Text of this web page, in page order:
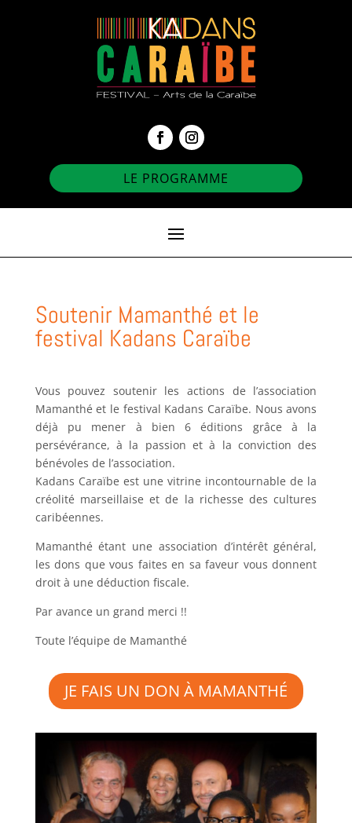
LE PROGRAMME
Soutenir Mamanthé et le
festival Kadans Caraïbe
Vous pouvez soutenir les actions de l’association
Mamanthé et le festival Kadans Caraïbe. Nous avons
déjà pu mener à bien 6 éditions grâce à la
persévérance, à la passion et à la conviction des
bénévoles de l’association.
Kadans Caraïbe est une vitrine incontournable de la
créolité marseillaise et de la richesse des cultures
caribéennes.
Mamanthé étant une association d’intérêt général,
les dons que vous faites en sa faveur vous donnent
droit à une déduction fiscale.
Par avance un grand merci !!
Toute l’équipe de Mamanthé
JE FAIS UN DON À MAMANTHÉ